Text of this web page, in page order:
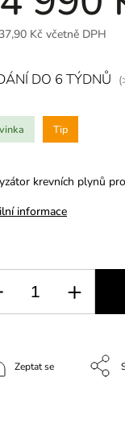
Kč včetně DPH
Tip
krevních plynů
informace
DO 6 TÝDNŮ
Zeptat se